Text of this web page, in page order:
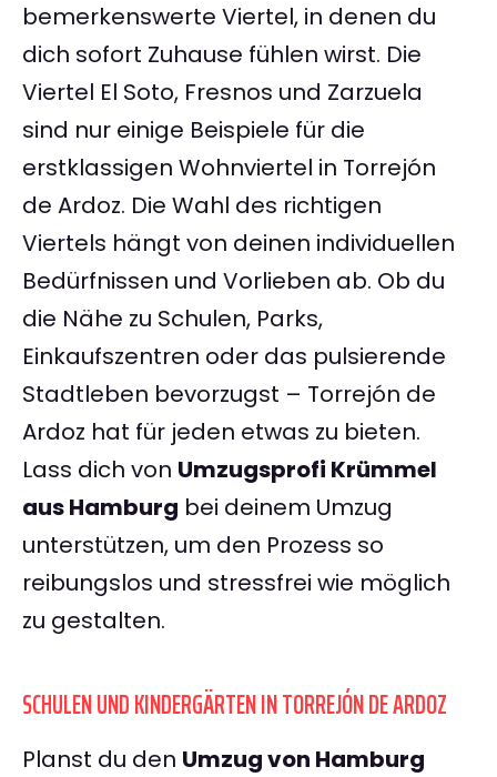
bemerkenswerte Viertel, in denen du
dich sofort Zuhause fühlen wirst. Die
Viertel El Soto, Fresnos und Zarzuela
sind nur einige Beispiele für die
erstklassigen Wohnviertel in Torrejón
de Ardoz. Die Wahl des richtigen
Viertels hängt von deinen individuellen
Bedürfnissen und Vorlieben ab. Ob du
die Nähe zu Schulen, Parks,
Einkaufszentren oder das pulsierende
Stadtleben bevorzugst – Torrejón de
Ardoz hat für jeden etwas zu bieten.
Lass dich von Umzugsprofi Krümmel
aus Hamburg bei deinem Umzug
unterstützen, um den Prozess so
reibungslos und stressfrei wie möglich
zu gestalten.
SCHULEN UND KINDERGÄRTEN IN TORREJÓN DE ARDOZ
Planst du den Umzug von Hamburg